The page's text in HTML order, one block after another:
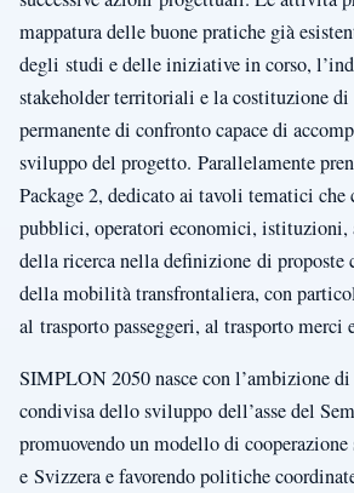
mappatura delle buone pratiche già
degli studi e delle iniziative in corso,
stakeholder territoriali e la costituzione di
permanente di confronto capace di
sviluppo del progetto. Parallelamente
Package 2, dedicato ai tavoli tematici
pubblici, operatori economici, istituzioni,
della ricerca nella definizione di proposte
della mobilità transfrontaliera, con
al trasporto passeggeri, al trasporto merci
SIMPLON 2050 nasce con l’ambizione
condivisa dello sviluppo dell’asse del
promuovendo un modello di
e Svizzera e favorendo politiche